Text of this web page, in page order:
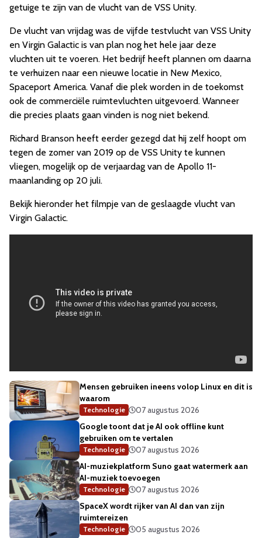
getuige te zijn van de vlucht van de VSS Unity.
De vlucht van vrijdag was de vijfde testvlucht van VSS Unity
en Virgin Galactic is van plan nog het hele jaar deze
vluchten uit te voeren. Het bedrijf heeft plannen om daarna
te verhuizen naar een nieuwe locatie in New Mexico,
Spaceport America. Vanaf die plek worden in de toekomst
ook de commerciële ruimtevluchten uitgevoerd. Wanneer
die precies plaats gaan vinden is nog niet bekend.
Richard Branson heeft eerder gezegd dat hij zelf hoopt om
tegen de zomer van 2019 op de VSS Unity te kunnen
vliegen, mogelijk op de verjaardag van de Apollo 11-
maanlanding op 20 juli.
Bekijk hieronder het filmpje van de geslaagde vlucht van
Virgin Galactic.
Mensen gebruiken ineens volop Linux en dit is
waarom
Technologie
07 augustus 2026
Google toont dat je AI ook offline kunt
gebruiken om te vertalen
Technologie
07 augustus 2026
AI-muziekplatform Suno gaat watermerk aan
AI-muziek toevoegen
Technologie
07 augustus 2026
SpaceX wordt rijker van AI dan van zijn
ruimtereizen
Technologie 05 augustus 2026